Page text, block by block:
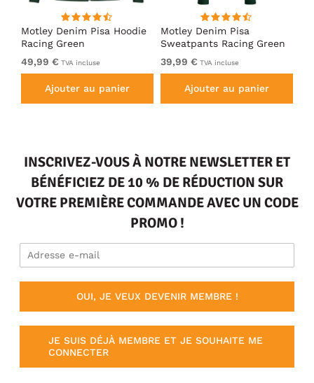
Motley Denim Pisa Hoodie
Racing Green
49,99 € TVA incluse
Ajouter au panier
Motley Denim Pisa
Sweatpants Racing Green
39,99 € TVA incluse
Ajouter au panier
INSCRIVEZ-VOUS À NOTRE NEWSLETTER ET
BÉNÉFICIEZ DE 10 % DE RÉDUCTION SUR
VOTRE PREMIÈRE COMMANDE AVEC UN CODE
PROMO !
OUI, JE VEUX DEVENIR MEMBRE !
JE SUIS DÉJÀ MEMBRE ET JE SOUHAITE ME
CONNECTER